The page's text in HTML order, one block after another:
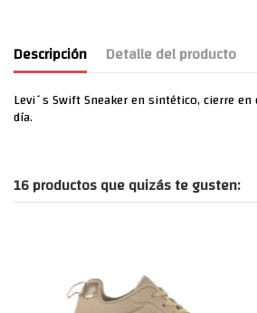
Descripción Detalle del producto
Levi´s Swift Sneaker en sintético, cierre
día.
16 productos que quizás te gusten: